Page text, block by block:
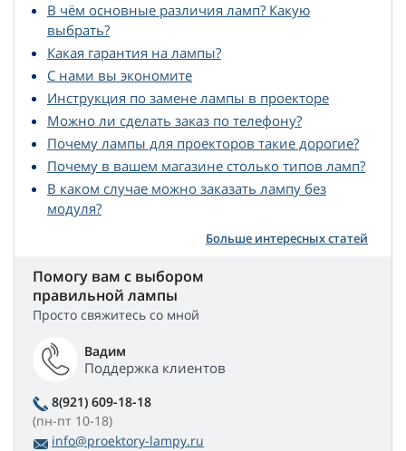
В чём основные различия ламп? Какую
выбрать?
Какая гарантия на лампы?
С нами вы экономите
Инструкция по замене лампы в проекторе
Можно ли сделать заказ по телефону?
Почему лампы для проекторов такие дорогие?
Почему в вашем магазине столько типов ламп?
В каком случае можно заказать лампу без
модуля?
Больше интересных статей
Помогу вам с выбором
правильной лампы
Просто свяжитесь со мной
Вадим
Поддержка клиентов
8(921) 609-18-18
(пн-пт 10-18)
info@proektory-lampy.ru